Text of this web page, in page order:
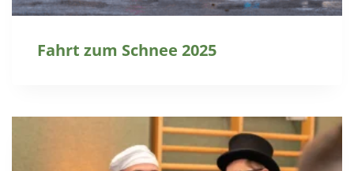
Fahrt zum Schnee 2025